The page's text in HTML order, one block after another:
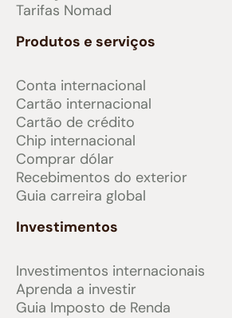
Tarifas Nomad
Produtos e serviços
Conta internacional
Cartão internacional
Cartão de crédito
Chip internacional
Comprar dólar
Recebimentos do exterior
Guia carreira global
Investimentos
Investimentos internacionais
Aprenda a investir
Guia Imposto de Renda